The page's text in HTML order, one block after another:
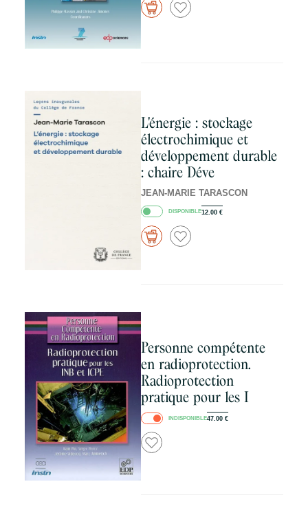
L'énergie : stockage
électrochimique et
développement durable
: chaire Déve
JEAN-MARIE TARASCON
DISPONIBLE12.00 €
Personne compétente
en radioprotection.
Radioprotection
pratique pour les I
INDISPONIBLE47.00 €